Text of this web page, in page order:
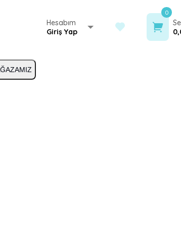
Hesabım
Giriş Yap
0